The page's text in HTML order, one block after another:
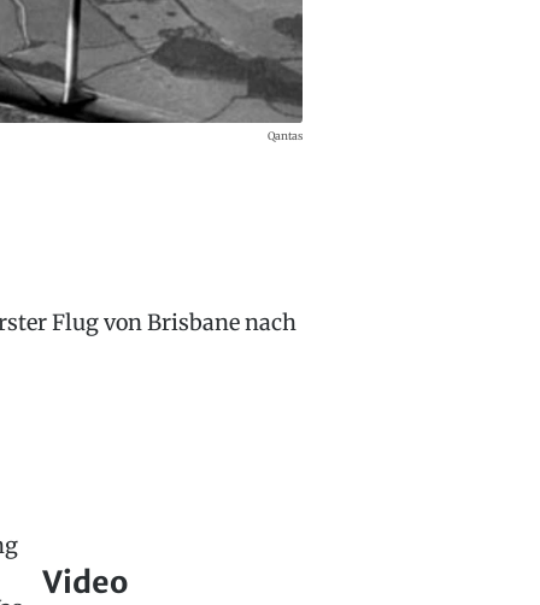
Qantas
Flug von Brisbane nach
Video